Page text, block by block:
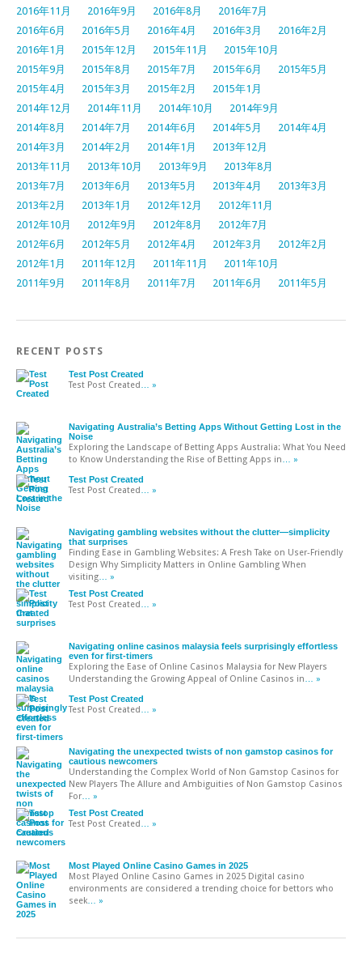
2016年11月
2016年9月 2016年8月
2016年7月
2016年6月
2016年5月 2016年4月 2016年3月
2016年2月
2016年1月
2015年12月 2015年11月
2015年10月
2015年9月
2015年8月 2015年7月 2015年6月
2015年5月
2015年4月
2015年3月 2015年2月
2015年1月
2014年12月
2014年11月 2014年10月
2014年9月
2014年8月
2014年7月 2014年6月 2014年5月
2014年4月
2014年3月
2014年2月 2014年1月
2013年12月
2013年11月
2013年10月 2013年9月
2013年8月
2013年7月
2013年6月 2013年5月 2013年4月
2013年3月
2013年2月
2013年1月 2012年12月
2012年11月
2012年10月
2012年9月 2012年8月
2012年7月
2012年6月
2012年5月 2012年4月 2012年3月
2012年2月
2012年1月
2011年12月 2011年11月
2011年10月
2011年9月
2011年8月 2011年7月 2011年6月 2011年5月
RECENT POSTS
Test Post Created
Test Post Created … »
Navigating Australia’s Betting Apps Without Getting Lost in the
Noise
Exploring the Landscape of Betting Apps Australia: What You Need
to Know Understanding the Rise of Betting Apps in … »
Test Post Created
Test Post Created … »
Navigating gambling websites without the clutter—simplicity
that surprises
Finding Ease in Gambling Websites: A Fresh Take on User-Friendly
Design Why Simplicity Matters in Online Gambling When
visiting … »
Test Post Created
Test Post Created … »
Navigating online casinos malaysia feels surprisingly effortless
even for first-timers
Exploring the Ease of Online Casinos Malaysia for New Players
Understanding the Growing Appeal of Online Casinos in … »
Test Post Created
Test Post Created … »
Navigating the unexpected twists of non gamstop casinos for
cautious newcomers
Understanding the Complex World of Non Gamstop Casinos for
New Players The Allure and Ambiguities of Non Gamstop Casinos
For … »
Test Post Created
Test Post Created … »
Most Played Online Casino Games in 2025
Most Played Online Casino Games in 2025 Digital casino
environments are considered a trending choice for bettors who
seek … »